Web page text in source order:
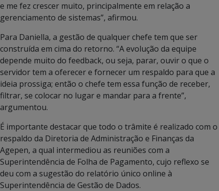
e me fez crescer muito, principalmente em relação a
gerenciamento de sistemas”, afirmou.
Para Daniella, a gestão de qualquer chefe tem que ser
construída em cima do retorno. “A evolução da equipe
depende muito do feedback, ou seja, parar, ouvir o que o
servidor tem a oferecer e fornecer um respaldo para que a
ideia prossiga; então o chefe tem essa função de receber,
filtrar, se colocar no lugar e mandar para a frente”,
argumentou.
É importante destacar que todo o trâmite é realizado com o
respaldo da Diretoria de Administração e Finanças da
Agepen, a qual intermediou as reuniões com a
Superintendência de Folha de Pagamento, cujo reflexo se
deu com a sugestão do relatório único online à
Superintendência de Gestão de Dados.